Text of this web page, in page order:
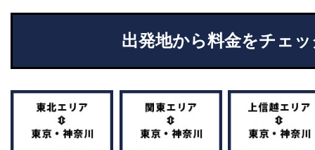
出発地から料金をチェ